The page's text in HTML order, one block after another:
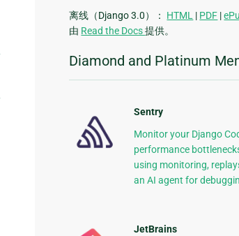
离线（Django 3.0）： HTML | PDF |
由 Read the Docs提供。
Diamond and Platinum
Sentry
Monitor your Django
performance
using monitoring,
an AI agent for
JetBrains